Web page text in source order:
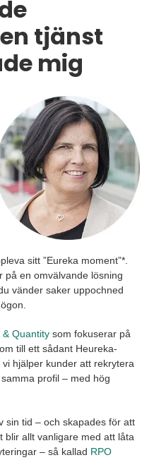
tjänst
mig
sitt ”Eureka moment”*.
på en omvälvande lösning
vänder saker uppochned
& Quantity som fokuserar på
till ett sådant Heureka-
hjälper kunder att rekrytera
profil – med hög
sin tid – och skapades för att
blir allt vanligare med att låta
– så kallad RPO